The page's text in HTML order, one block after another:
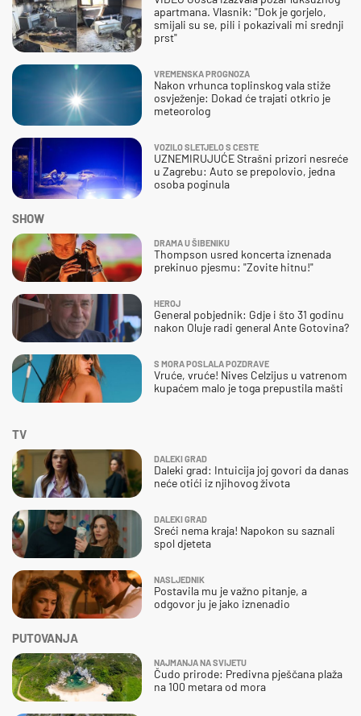
apartmana. Vlasnik: "Dok je gorjelo,
smijali su se, pili i pokazivali mi srednji
prst"
VREMENSKA PROGNOZA
Nakon vrhunca toplinskog vala stiže
osvježenje: Dokad će trajati otkrio je
meteorolog
VOZILO SLETJELO S CESTE
UZNEMIRUJUĆE Strašni prizori nesreće
u Zagrebu: Auto se prepolovio, jedna
osoba poginula
SHOW
DRAMA U ŠIBENIKU
Thompson usred koncerta iznenada
prekinuo pjesmu: "Zovite hitnu!"
HEROJ
General pobjednik: Gdje i što 31 godinu
nakon Oluje radi general Ante Gotovina?
S MORA POSLALA POZDRAVE
Vruće, vruće! Nives Celzijus u vatrenom
kupaćem malo je toga prepustila mašti
TV
DALEKI GRAD
Daleki grad: Intuicija joj govori da danas
neće otići iz njihovog života
DALEKI GRAD
Sreći nema kraja! Napokon su saznali
spol djeteta
NASLJEDNIK
Postavila mu je važno pitanje, a
odgovor ju je jako iznenadio
PUTOVANJA
NAJMANJA NA SVIJETU
Čudo prirode: Predivna pješčana plaža
na 100 metara od mora